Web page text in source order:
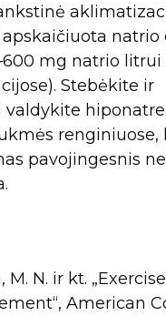
natrio
mg natrio litrui
Stebėkite ir
valdykite
renginiuose,
pavojingesnis
M. N. ir kt.
American